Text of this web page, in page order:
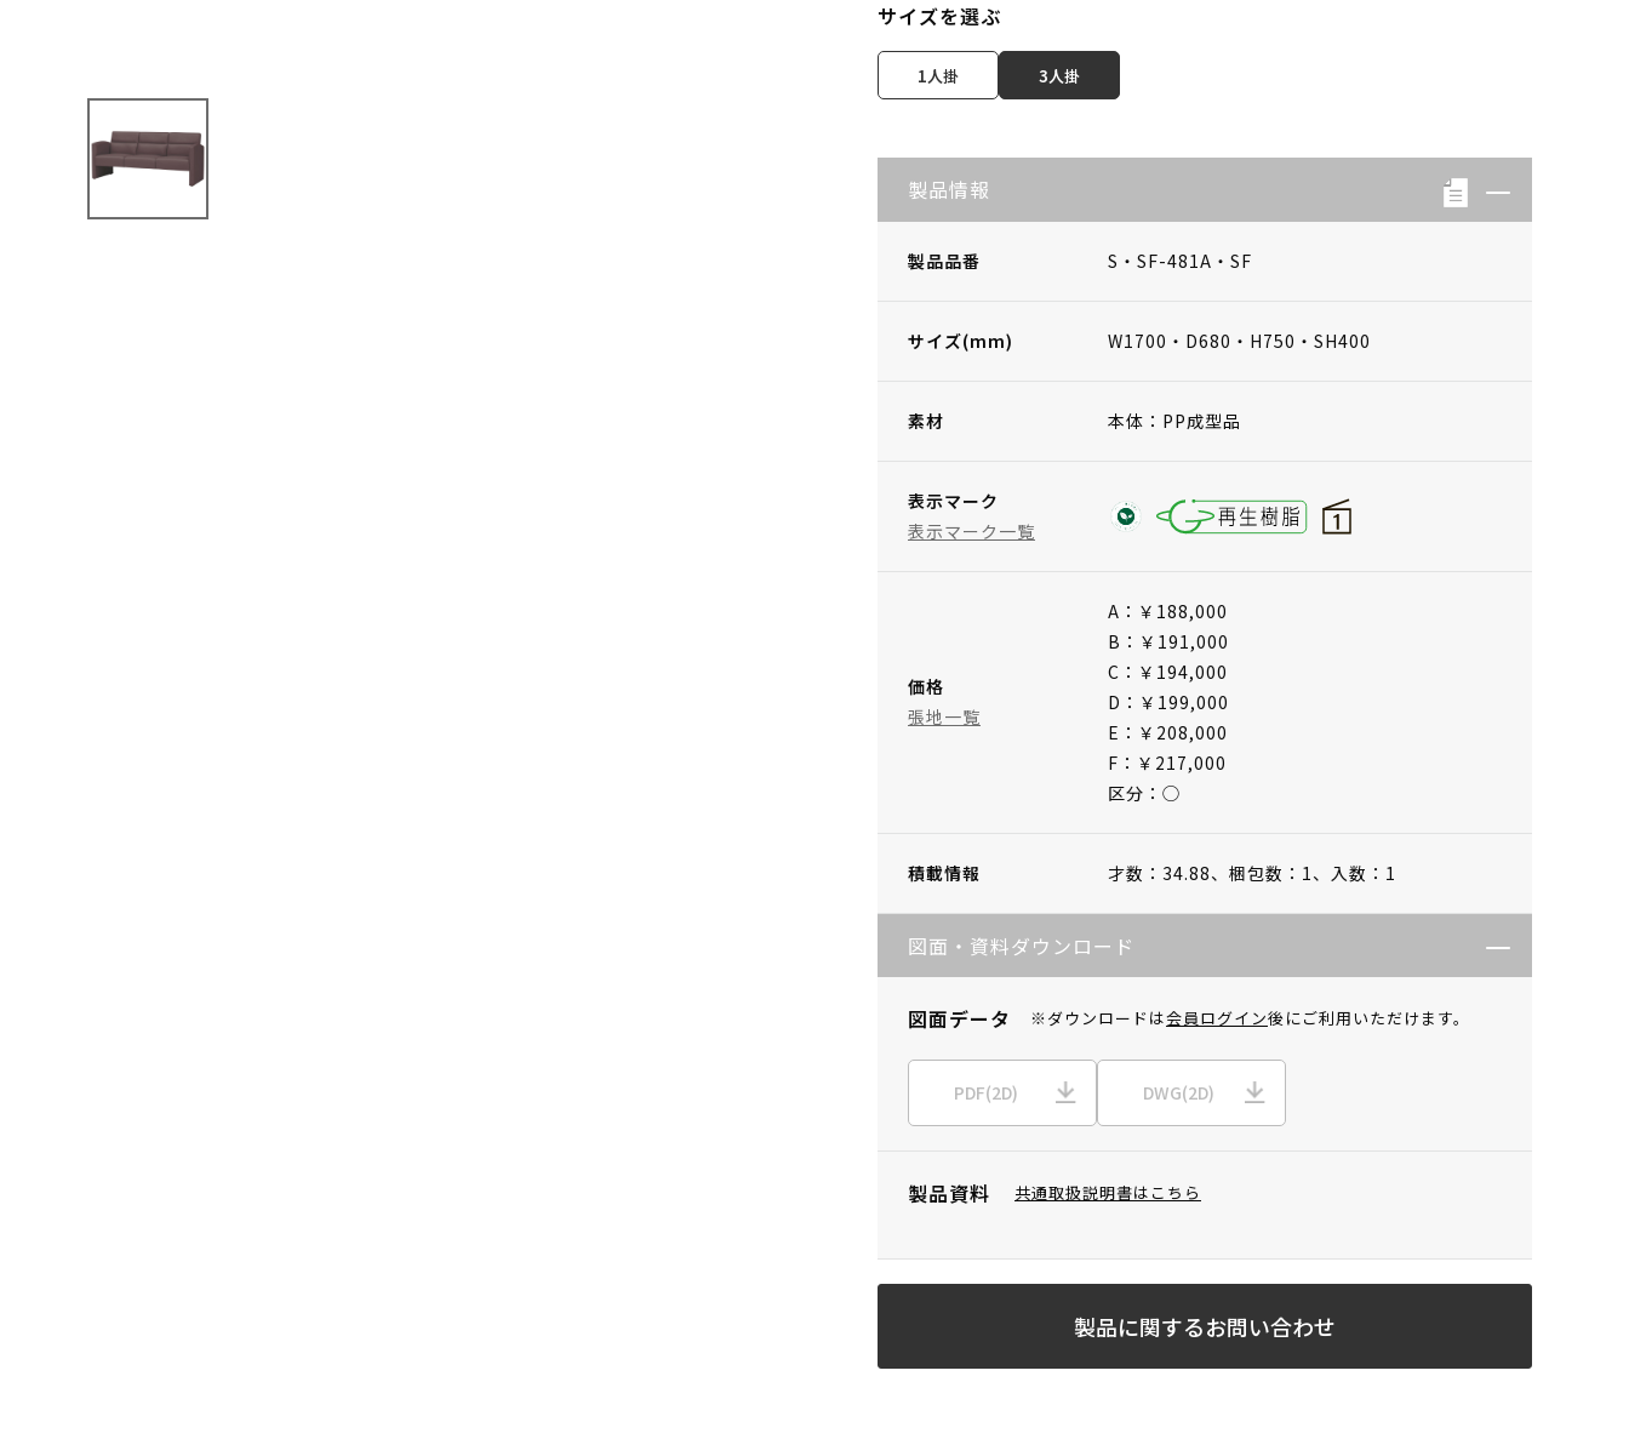
サイズを選ぶ
1人掛 3人掛
製品情報
製品品番 S・SF-481A・SF
サイズ(mm) W1700・D680・H750・SH400
素材 本体：PP成型品
表示マーク
表示マーク一覧
価格
張地一覧
A：￥188,000
B：￥191,000
C：￥194,000
D：￥199,000
E：￥208,000
F：￥217,000
区分：◯
積載情報 才数：34.88、 梱包数：1、 入数：1
図面・資料ダウンロード
図面データ ※ダウンロードは会員ログイン後にご利用いただけます。
PDF(2D) DWG(2D)
製品資料 共通取扱説明書はこちら
製品に関するお問い合わせ